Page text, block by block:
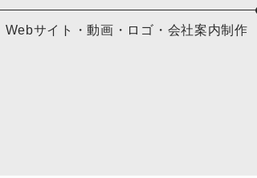
Webサイト・動画・ロゴ・会社案内制作